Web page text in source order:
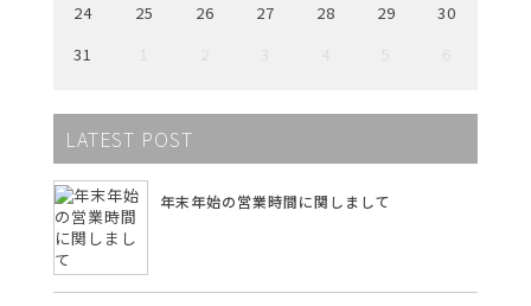
24
25 26 27 28 29
30
31
LATEST POST
年末年始の営業時間に関しまして